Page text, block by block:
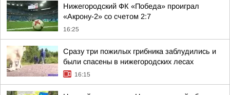
Нижегородский ФК «Победа» проиграл
«Акрону-2» со счетом 2:7
16:25
Сразу три пожилых грибника заблудились и
были спасены в нижегородских лесах
16:15